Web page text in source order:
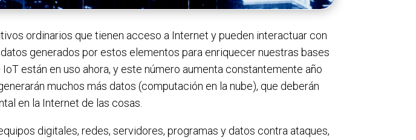
ordinarios que tienen acceso a Internet y pueden interactuar con
generados por estos elementos para enriquecer nuestras bases
están en uso ahora, y este número aumenta constantemente año
muchos más datos (computación en la nube), que deberán
en la Internet de las cosas.
digitales, redes, servidores, programas y datos contra ataques,